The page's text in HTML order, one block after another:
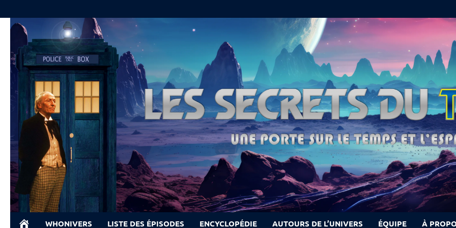
content
WHONIVERS LISTE DES ÉPISODES ENCYCLOPÉDIE AUTOURS DE L’UNIVERS ÉQUIPE À